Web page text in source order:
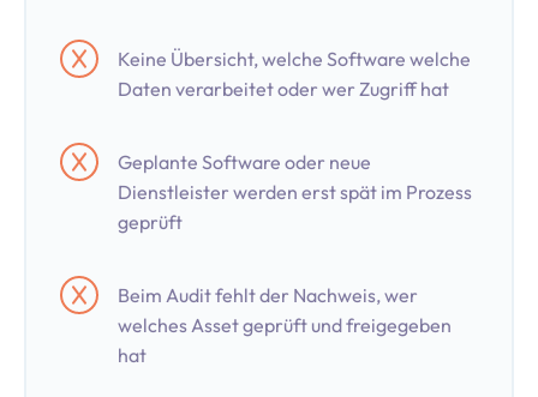
Keine Übersicht, welche Software welche
Daten verarbeitet oder wer Zugriff hat
Geplante Software oder neue
Dienstleister werden erst spät im Prozess
geprüft
Beim Audit fehlt der Nachweis, wer
welches Asset geprüft und freigegeben
hat